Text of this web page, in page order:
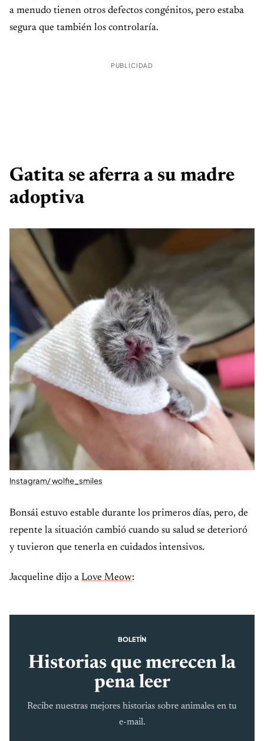
a menudo tienen otros defectos congénitos, pero estaba
segura que también los controlaría.
PUBLICIDAD
Gatita se aferra a su madre
adoptiva
Instagram/ wolfie_smiles
Bonsái estuvo estable durante los primeros días, pero, de
repente la situación cambió cuando su salud se deterioró
y tuvieron que tenerla en cuidados intensivos.
Jacqueline dijo a Love Meow:
BOLETÍN
Historias que merecen la
pena leer
Recibe nuestras mejores historias sobre animales en tu
e-mail.